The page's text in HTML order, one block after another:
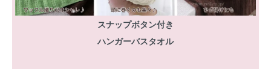
スナップボタン付き
ハンガーバスタオル